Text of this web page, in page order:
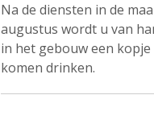
Na de diensten in de
augustus wordt u van
in het gebouw een
komen drinken.